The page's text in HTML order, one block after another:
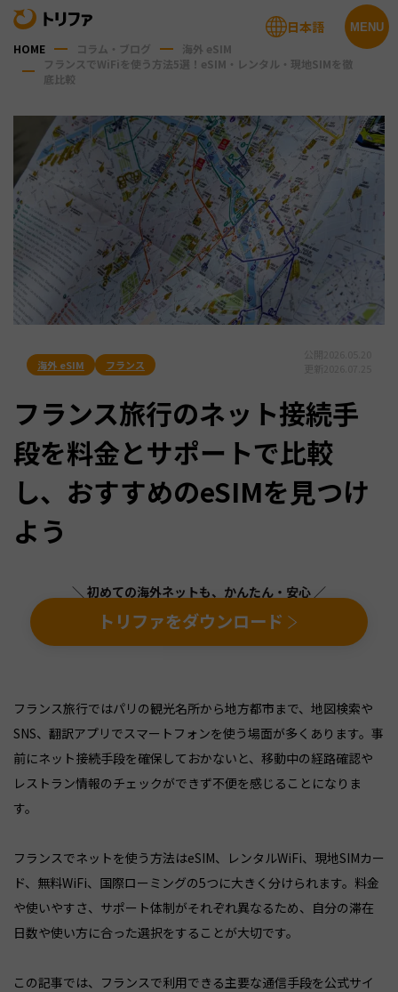
MENU
日本語
HOME コラム・ブログ
海外 eSIM
フランスでWiFiを使う方法5選！eSIM・レンタル・現地SIMを徹
底比較
海外 eSIM フランス
フランス旅行のネット接続手
段を料金とサポートで比較
し、おすすめのeSIMを見つけ
よう
＼ 初めての海外ネットも、かんたん・安心 ／
トリファをダウンロード
フランス旅行ではパリの観光名所から地方都市まで、地図検索や
SNS、翻訳アプリでスマートフォンを使う場面が多くあります。事
前にネット接続手段を確保しておかないと、移動中の経路確認や
レストラン情報のチェックができず不便を感じることになりま
す。
フランスでネットを使う方法はeSIM、レンタルWiFi、現地SIMカー
ド、無料WiFi、国際ローミングの5つに大きく分けられます。料金
や使いやすさ、サポート体制がそれぞれ異なるため、自分の滞在
日数や使い方に合った選択をすることが大切です。
この記事では、フランスで利用できる主要な通信手段を公式サイ